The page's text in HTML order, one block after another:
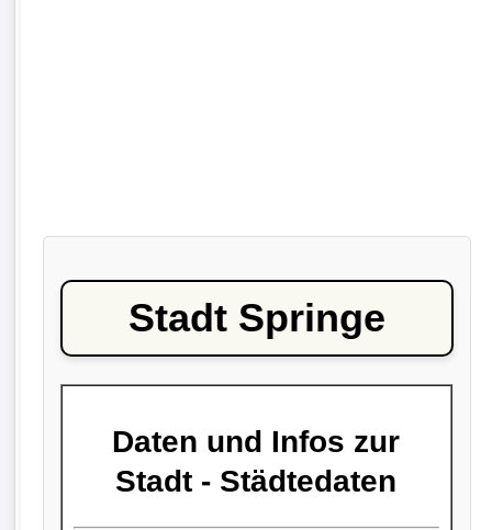
Stadt Springe
Daten und Infos zur
Stadt - Städtedaten